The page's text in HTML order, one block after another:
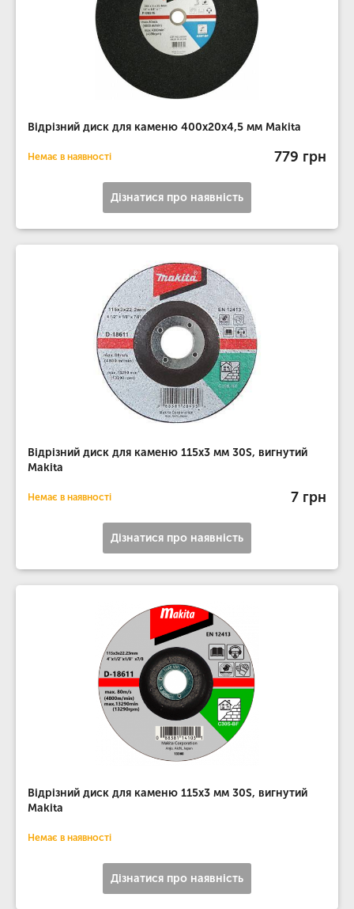
Відрізний диск для каменю 400х20х4,5 мм Makita
Немає в наявності 779 грн
Дізнатися про наявність
Відрізний диск для каменю 115х3 мм 30S, вигнутий
Makita
Немає в наявності 7 грн
Дізнатися про наявність
Відрізний диск для каменю 115х3 мм 30S, вигнутий
Makita
Немає в наявності
Дізнатися про наявність